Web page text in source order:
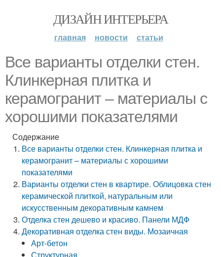
ДИЗАЙН ИНТЕРЬЕРА
главная новости статьи
Все варианты отделки стен.
Клинкерная плитка и
керамогранит – материалы с
хорошими показателями
Содержание
Все варианты отделки стен. Клинкерная плитка и
керамогранит – материалы с хорошими
показателями
Варианты отделки стен в квартире. Облицовка стен
керамической плиткой, натуральным или
искусственным декоративным камнем
Отделка стен дешево и красиво. Панели МДФ
Декоративная отделка стен виды. Мозаичная
Арт-бетон